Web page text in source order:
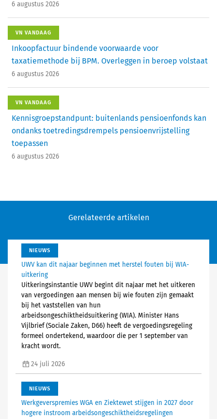
6 augustus 2026
VN VANDAAG
Inkoopfactuur bindende voorwaarde voor
taxatiemethode bij BPM. Overleggen in beroep volstaat
6 augustus 2026
VN VANDAAG
Kennisgroepstandpunt: buitenlands pensioenfonds kan
ondanks toetredingsdrempels pensioenvrijstelling
toepassen
6 augustus 2026
Gerelateerde artikelen
NIEUWS
UWV kan dit najaar beginnen met herstel fouten bij WIA-
uitkering
Uitkeringsinstantie UWV begint dit najaar met het uitkeren
van vergoedingen aan mensen bij wie fouten zijn gemaakt
bij het vaststellen van hun
arbeidsongeschiktheidsuitkering (WIA). Minister Hans
Vijlbrief (Sociale Zaken, D66) heeft de vergoedingsregeling
formeel ondertekend, waardoor die per 1 september van
kracht wordt.
24 juli 2026
NIEUWS
Werkgeverspremies WGA en Ziektewet stijgen in 2027 door
hogere instroom arbeidsongeschiktheidsregelingen